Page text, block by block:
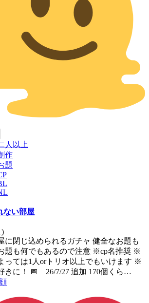
人以上
作
題
ない部屋
)
に閉じ込められるガチャ 健全なお題も
題も何でもあるので注意 ※cp名推奨 ※
っては1人orトリオ以上でもいけます ※
きに！ 📅 26/7/27 追加 170個くら…